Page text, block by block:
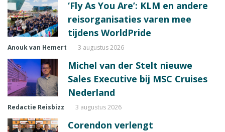
‘Fly As You Are’: KLM en andere
reisorganisaties varen mee
tijdens WorldPride
Anouk van Hemert 3 augustus 2026
Michel van der Stelt nieuwe
Sales Executive bij MSC Cruises
Nederland
Redactie Reisbizz 3 augustus 2026
Corendon verlengt